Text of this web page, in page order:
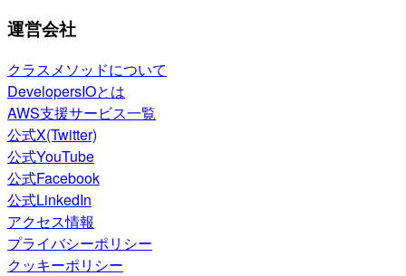
運営会社
クラスメソッドについて
DevelopersIOとは
AWS支援サービス一覧
公式X(Twitter)
公式YouTube
公式Facebook
公式LinkedIn
アクセス情報
プライバシーポリシー
クッキーポリシー